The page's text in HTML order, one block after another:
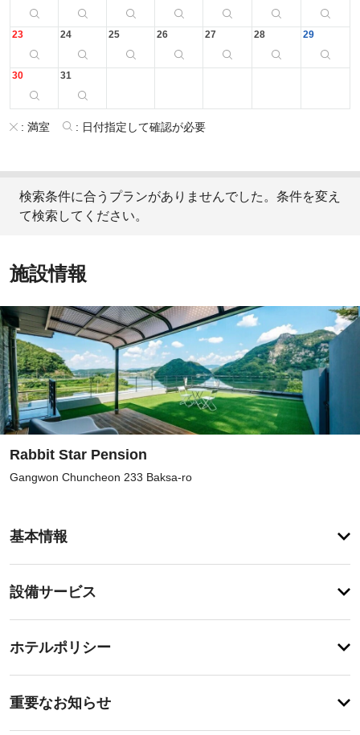
23 24 25 26 27 28 29
30 31
: 満室 : 日付指定して確認が必要
検索条件に合うプランがありませんでした。条件を変え
て検索してください。
施設情報
Rabbit Star Pension
Gangwon Chuncheon 233 Baksa-ro
基本情報
録
が
ま
ん
設備サービス
録
あ
ま
ホテルポリシー
録
が
ま
ん
重要なお知らせ
に
あ